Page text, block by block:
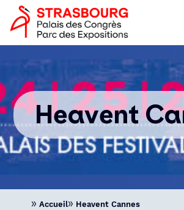
Aller
contenu
Image
logo
principale
Heavent
Accueil Heavent Cannes
Panneau de gestion des cookies